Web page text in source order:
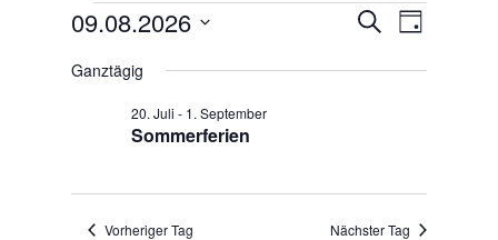
Termine
für
August
2026
Termine
Such-
SucheTag
09.08.2026
wählen.
Ganztägig
Sommerferien
20. Juli - 1. September
Vorheriger Tag Nächster Tag